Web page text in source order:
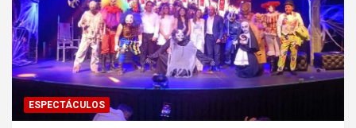
ESPECTÁCULOS